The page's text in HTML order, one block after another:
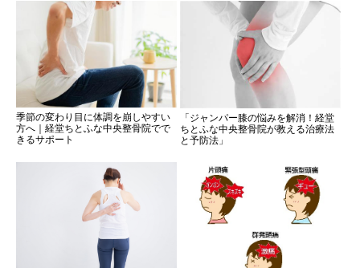
季節の変わり目に体調を崩しやすい
方へ｜経堂ちとふな中央整骨院でで
きるサポート
「ジャンパー膝の悩みを解消！経堂
ちとふな中央整骨院が教える治療法
と予防法」